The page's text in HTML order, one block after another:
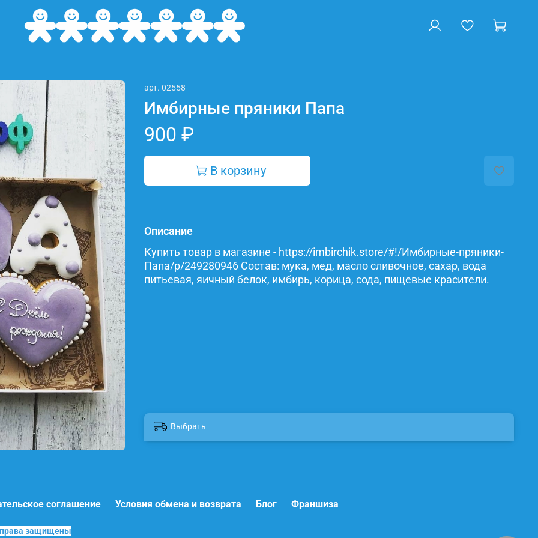
арт. 02558
Имбирные пряники Папа
900 ₽
В корзину
Описание
Купить товар в магазине - https://imbirchik.store/#!/Имбирные-пряники-
Папа/p/249280946 Состав: мука, мед, масло сливочное, сахар, вода
питьевая, яичный белок, имбирь, корица, сода, пищевые красители.
Выбрать
соглашение Условия обмена и возврата Блог Франшиза
права защищены